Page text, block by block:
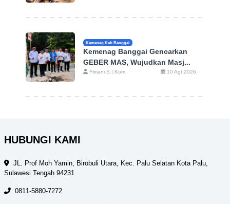
Kemenag Kab Banggai
Kemenag Banggai Gencarkan
GEBER MAS, Wujudkan Masj...
Fitriani S.I.Kom 10 Agt 2026
HUBUNGI KAMI
JL. Prof Moh Yamin, Birobuli Utara, Kec. Palu Selatan Kota Palu,
Sulawesi Tengah 94231
0811-5880-7272